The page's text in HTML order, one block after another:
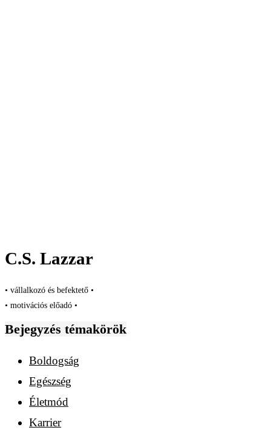
C.S. Lazzar
• vállalkozó és befektető •
• motivációs előadó •
Bejegyzés témakörök
Boldogság
Egészség
Életmód
Karrier